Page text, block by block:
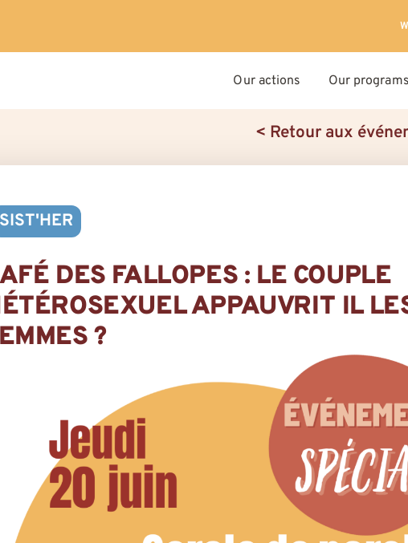
Our actions Our programs
< Retour aux
SIST'HER
DES FALLOPES : LE COUPLE
APPAUVRIT IL
?